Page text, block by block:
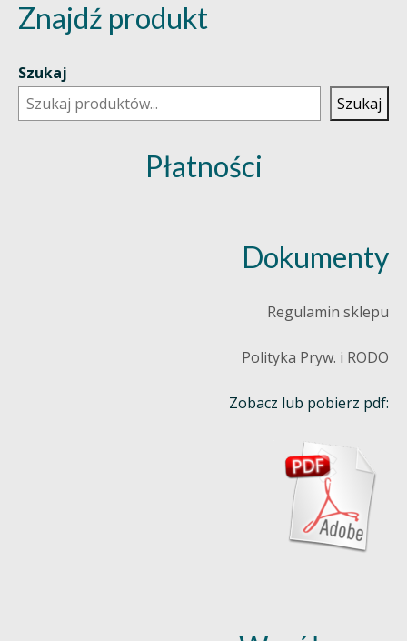
Znajdź produkt
Szukaj
Szukaj
Płatności
Dokumenty
Regulamin sklepu
Polityka Pryw. i RODO
Zobacz lub pobierz pdf: